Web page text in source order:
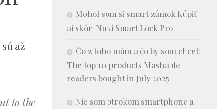
až
to the
Mohol som si smart zámok kúpiť
aj skôr: Nuki Smart Lock Pro
Čo z toho mám a čo by som chcel:
The top 10 products Mashable
readers bought in July 2025
Nie som otrokom smartphone a